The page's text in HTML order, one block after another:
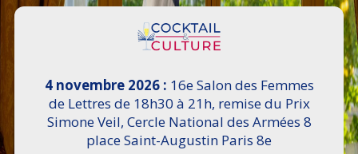
4 novembre 2026 : 16e Salon des Femmes
de Lettres de 18h30 à 21h, remise du Prix
Simone Veil, Cercle National des Armées 8
place Saint-Augustin Paris 8e